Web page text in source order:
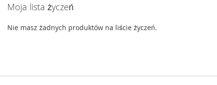
Moja lista życzeń
Nie masz żadnych produktów na liście życzeń.